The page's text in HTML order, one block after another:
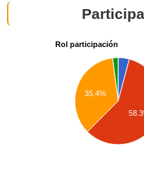
Rol participación
35.4%